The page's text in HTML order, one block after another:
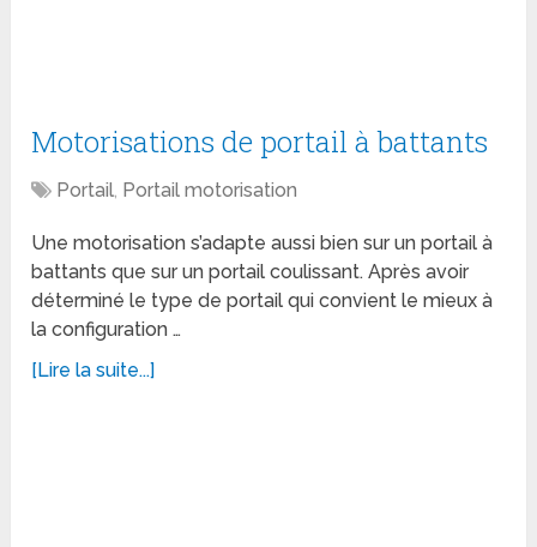
Motorisations de portail à battants
Portail, Portail motorisation
Une motorisation s’adapte aussi bien sur un portail à
battants que sur un portail coulissant. Après avoir
déterminé le type de portail qui convient le mieux à
la configuration …
[Lire la suite...]